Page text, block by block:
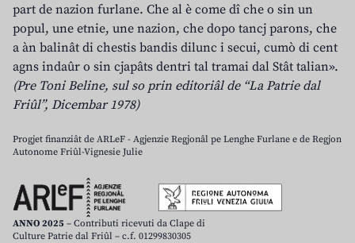
part de nazion furlane. Che al è come dî che o sin un
popul, une etnie, une nazion, che dopo tancj parons, che
a àn balinât di chestis bandis dilunc i secui, cumò di cent
agns indaûr o sin cjapâts dentri tal tramai dal Stât talian».
(Pre Toni Beline, sul so prin editoriâl de “La Patrie dal
Friûl”, Dicembar 1978)
Progjet finanziât de ARLeF - Agjenzie Regjonâl pe Lenghe Furlane e de Regjon
Autonome Friûl-Vignesie Julie
ANNO 2025 – Contributi ricevuti da Clape di
Culture Patrie dal Friûl – c.f. 01299830305